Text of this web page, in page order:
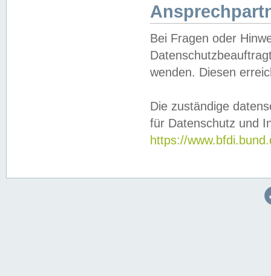
Bei Fragen oder
wenden. Diesen
Die zuständige
für Datenschutz und
https://